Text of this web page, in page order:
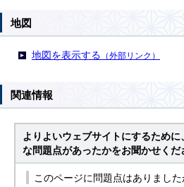
地図
地図を表示する （外部リンク）
関連情報
よりよいウェブサイトにするために
な問題点があったかをお聞かせくだ
このページに問題点はありました